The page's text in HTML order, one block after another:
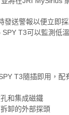
發送警報以便立即
T3可以監測低溫
T3隨插即用，配
和集成磁鐵
卸的外部探頭